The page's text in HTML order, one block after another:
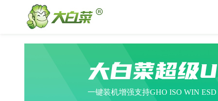
大白菜超级
一键装机增强支持GHO ISO WIN